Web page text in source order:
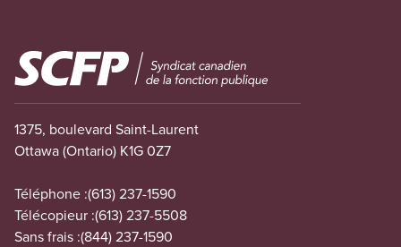
Image
1375, boulevard Saint-Laurent
Ottawa (Ontario) K1G 0Z7
Téléphone :(613) 237-1590
Télécopieur :(613) 237-5508
Sans frais :(844) 237-1590